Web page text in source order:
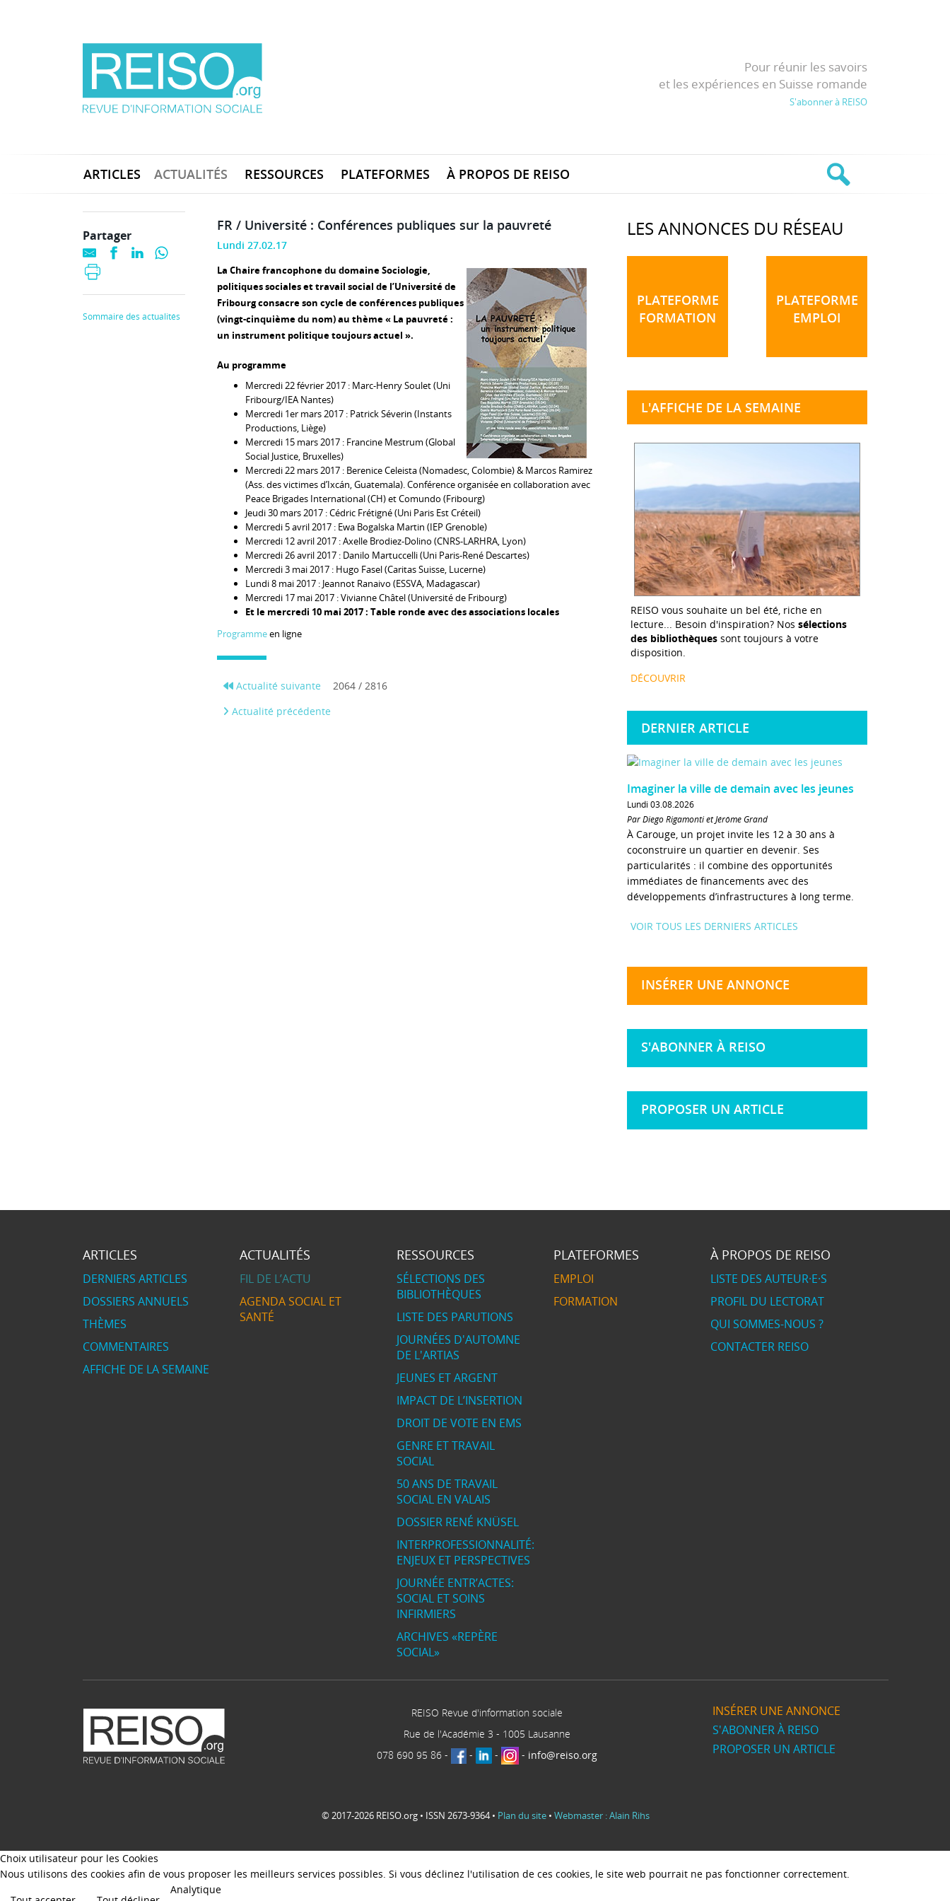
Pour réunir les savoirs
et les expériences en Suisse romande
S'abonner à REISO
ARTICLES ACTUALITÉS RESSOURCES PLATEFORMES À PROPOS DE REISO
FR / Université : Conférences publiques sur la pauvreté
Lundi 27.02.17
La Chaire francophone du domaine Sociologie,
politiques sociales et travail social de l’Université de
Fribourg consacre son cycle de conférences publiques
(vingt-cinquième du nom) au thème « La pauvreté :
un instrument politique toujours actuel ».
Au programme
Mercredi 22 février 2017 : Marc-Henry Soulet (Uni
Fribourg/IEA Nantes)
Mercredi 1er mars 2017 : Patrick Séverin (Instants
Productions, Liège)
Mercredi 15 mars 2017 : Francine Mestrum (Global
Social Justice, Bruxelles)
Mercredi 22 mars 2017 : Berenice Celeista (Nomadesc, Colombie) & Marcos Ramirez
(Ass. des victimes d’Ixcán, Guatemala). Conférence organisée en collaboration avec
Peace Brigades International (CH) et Comundo (Fribourg)
Jeudi 30 mars 2017 : Cédric Frétigné (Uni Paris Est Créteil)
Mercredi 5 avril 2017 : Ewa Bogalska Martin (IEP Grenoble)
Mercredi 12 avril 2017 : Axelle Brodiez-Dolino (CNRS-LARHRA, Lyon)
Mercredi 26 avril 2017 : Danilo Martuccelli (Uni Paris-René Descartes)
Mercredi 3 mai 2017 : Hugo Fasel (Caritas Suisse, Lucerne)
Lundi 8 mai 2017 : Jeannot Ranaivo (ESSVA, Madagascar)
Mercredi 17 mai 2017 : Vivianne Châtel (Université de Fribourg)
Et le mercredi 10 mai 2017 : Table ronde avec des associations locales
Programmeen ligne
Actualité suivante
2064 / 2816
Actualité précédente
Partager
Sommaire des actualités
LES ANNONCES DU RÉSEAU
PLATEFORME
FORMATION
PLATEFORME
EMPLOI
L'AFFICHE DE LA SEMAINE
REISO vous souhaite un bel été, riche en
lecture... Besoin d'inspiration? Nos sélections
des bibliothèques sont toujours à votre
disposition.
DÉCOUVRIR
DERNIER ARTICLE
Imaginer la ville de demain avec les jeunes
Lundi 03.08.2026
Par Diego Rigamonti et Jérôme Grand
À Carouge, un projet invite les 12 à 30 ans à
coconstruire un quartier en devenir. Ses
particularités : il combine des opportunités
immédiates de financements avec des
développements d’infrastructures à long terme.
VOIR TOUS LES DERNIERS ARTICLES
INSÉRER UNE ANNONCE
S'ABONNER À REISO
PROPOSER UN ARTICLE
ARTICLES
DERNIERS ARTICLES
DOSSIERS ANNUELS
THÈMES
COMMENTAIRES
AFFICHE DE LA SEMAINE
ACTUALITÉS
FIL DE L’ACTU
AGENDA SOCIAL ET
SANTÉ
RESSOURCES
SÉLECTIONS DES
BIBLIOTHÈQUES
LISTE DES PARUTIONS
JOURNÉES D'AUTOMNE
DE L'ARTIAS
JEUNES ET ARGENT
IMPACT DE L’INSERTION
DROIT DE VOTE EN EMS
GENRE ET TRAVAIL
SOCIAL
50 ANS DE TRAVAIL
SOCIAL EN VALAIS
DOSSIER RENÉ KNÜSEL
INTERPROFESSIONNALITÉ:
ENJEUX ET PERSPECTIVES
JOURNÉE ENTR’ACTES:
SOCIAL ET SOINS
INFIRMIERS
ARCHIVES «REPÈRE
SOCIAL»
PLATEFORMES
EMPLOI
FORMATION
À PROPOS DE REISO
LISTE DES AUTEUR·E·S
PROFIL DU LECTORAT
QUI SOMMES-NOUS ?
CONTACTER REISO
REISO Revue d'information sociale
Rue de l'Académie 3 - 1005 Lausanne
078 690 95 86 - - - - info@reiso.org
INSÉRER UNE ANNONCE
S'ABONNER À REISO
PROPOSER UN ARTICLE
© 2017-2026 REISO.org • ISSN 2673-9364 • Plan du site • Webmaster : Alain Rihs
Choix utilisateur pour les Cookies
Nous utilisons des cookies afin de vous proposer les meilleurs services possibles. Si vous déclinez l'utilisation de ces cookies, le site web pourrait ne pas fonctionner correctement.
Analytique